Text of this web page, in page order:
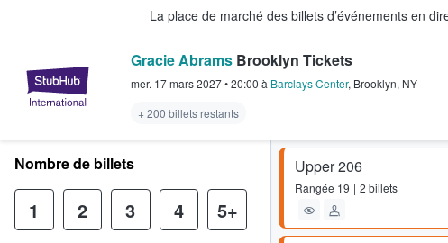
La place de marché des billets d’événements en
StubHub - Où les fans achètent et
Gracie Abrams Brooklyn Tickets
mer. 17 mars 2027•20:00 à Barclays Center, Brooklyn, NY
+ 200 billets restants
Upper 206
Rangée 19 2 billets
Nombre de billets
1 2 3 4 5+